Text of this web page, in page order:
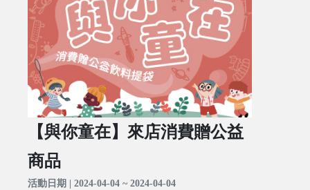
【與你童在】來店消費贈公益
商品
活動日期 | 2024-04-04 ~ 2024-04-04